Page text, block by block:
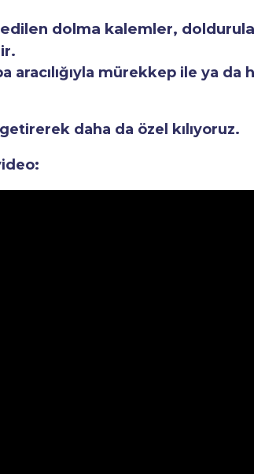
dolma kalemler,
mürekkep ile ya da
daha da özel kılıyoruz.